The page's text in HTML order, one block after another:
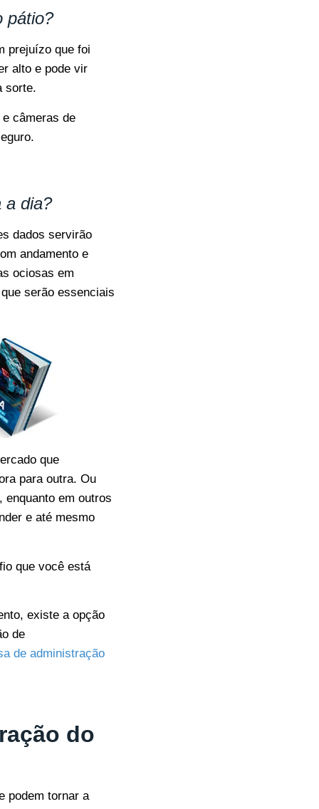
pátio?
prejuízo que foi
alto e pode vir
sorte.
câmeras de
a dia?
dados servirão
andamento e
ociosas em
serão essenciais
que
para outra. Ou
enquanto em outros
e até mesmo
que você está
existe a opção
de
de administração
do
podem tornar a